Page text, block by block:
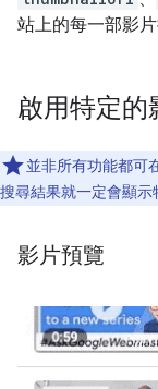
站上的每一部影片
啟用特定的
並非所有功能都可
搜尋結果就一定會顯示
影片預覽